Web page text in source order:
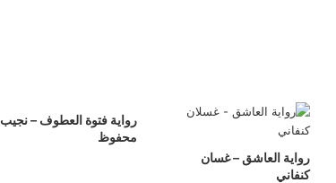
رواية العاشق – غسان
كنفاني
رواية فتوة العطوف – نجيب
محفوظ